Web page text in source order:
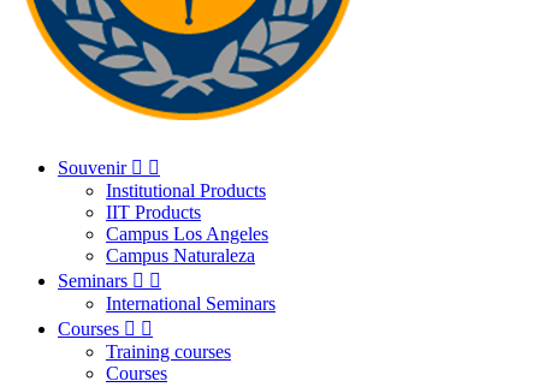
Souvenir  
Institutional Products
IIT Products
Campus Los Angeles
Campus Naturaleza
Seminars  
International Seminars
Courses  
Training courses
Courses